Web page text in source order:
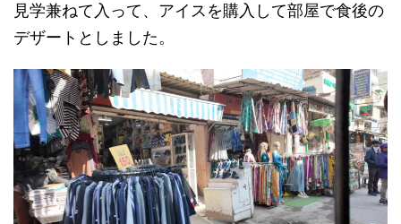
見学兼ねて入って、アイスを購入して部屋で食後の
デザートとしました。